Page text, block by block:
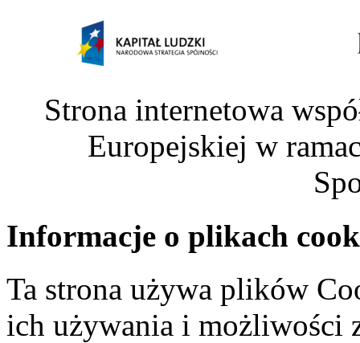
Strona internetowa
Europejskiej w
Informacje o plikach
Ta strona używa plików
ich używania i możliwości